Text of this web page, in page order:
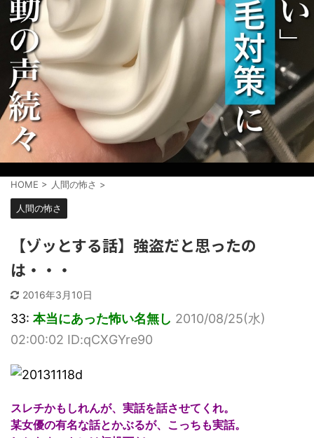
HOME > 人間の怖さ >
人間の怖さ
【ゾッとする話】強盗だと思ったの
は・・・
2016年3月10日
33: 本当にあった怖い名無し 2010/08/25(水)
02:00:02 ID:qCXGYre90
スレチかもしれんが、実話を話させてくれ。
某女優の有名な話とかぶるが、こっちも実話。